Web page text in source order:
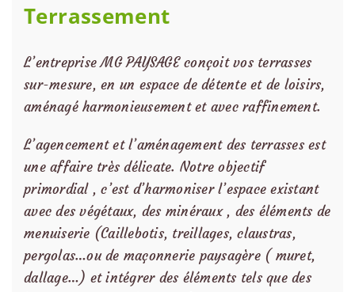
Terrassement
L’entreprise MG PAYSAGE conçoit vos terrasses
sur-mesure, en un espace de détente et de loisirs,
aménagé harmonieusement et avec raffinement.
L’agencement et l’aménagement des terrasses est
une affaire très délicate. Notre objectif
primordial , c’est d’harmoniser l’espace existant
avec des végétaux, des minéraux , des éléments de
menuiserie (Caillebotis, treillages, claustras,
pergolas…ou de maçonnerie paysagère ( muret,
dallage…) et intégrer des éléments tels que des